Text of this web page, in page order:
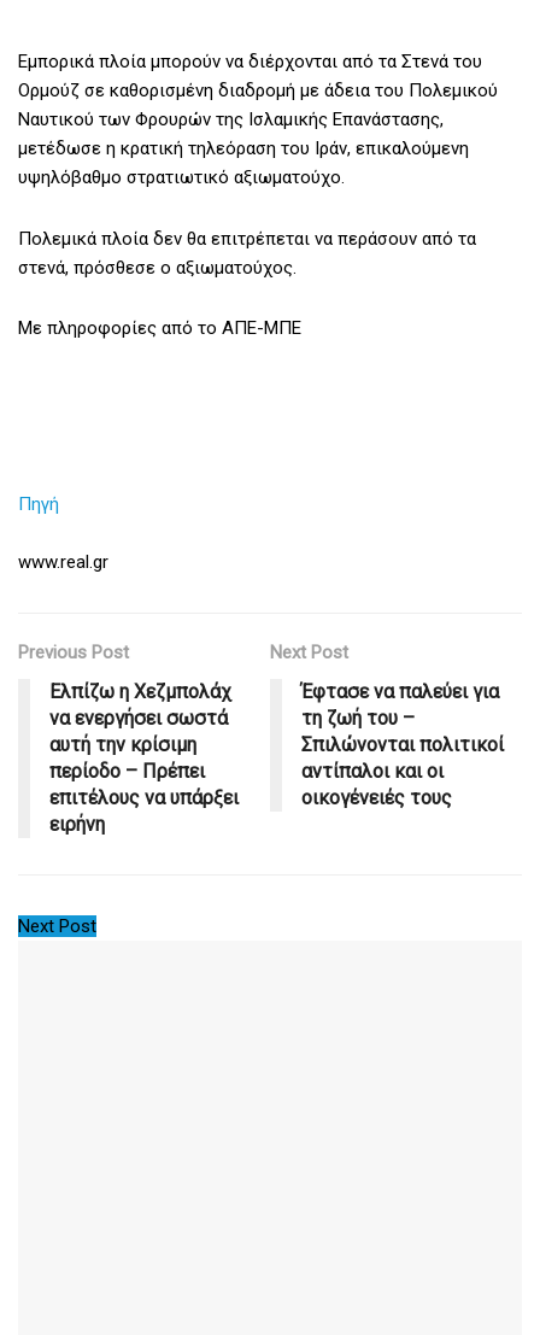
Εμπορικά πλοία μπορούν να διέρχονται από τα Στενά του
Ορμούζ σε καθορισμένη διαδρομή με άδεια του Πολεμικού
Ναυτικού των Φρουρών της Ισλαμικής Επανάστασης,
μετέδωσε η κρατική τηλεόραση του Ιράν, επικαλούμενη
υψηλόβαθμο στρατιωτικό αξιωματούχο.
Πολεμικά πλοία δεν θα επιτρέπεται να περάσουν από τα
στενά, πρόσθεσε ο αξιωματούχος.
Με πληροφορίες από το ΑΠΕ-ΜΠΕ
Πηγή
www.real.gr
Previous Post
Ελπίζω η Χεζμπολάχ
να ενεργήσει σωστά
αυτή την κρίσιμη
περίοδο – Πρέπει
επιτέλους να υπάρξει
ειρήνη
Next Post
Έφτασε να παλεύει για
τη ζωή του –
Σπιλώνονται πολιτικοί
αντίπαλοι και οι
οικογένειές τους
Next Post